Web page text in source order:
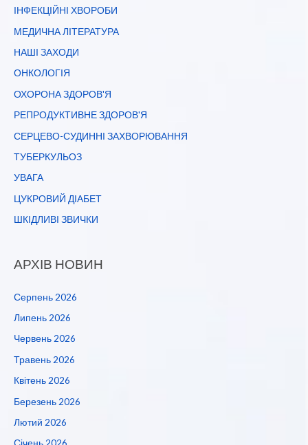
ІНФЕКЦІЙНІ ХВОРОБИ
МЕДИЧНА ЛІТЕРАТУРА
НАШІ ЗАХОДИ
ОНКОЛОГІЯ
ОХОРОНА ЗДОРОВ'Я
РЕПРОДУКТИВНЕ ЗДОРОВ'Я
СЕРЦЕВО-СУДИННІ ЗАХВОРЮВАННЯ
ТУБЕРКУЛЬОЗ
УВАГА
ЦУКРОВИЙ ДІАБЕТ
ШКІДЛИВІ ЗВИЧКИ
АРХІВ НОВИН
Серпень 2026
Липень 2026
Червень 2026
Травень 2026
Квітень 2026
Березень 2026
Лютий 2026